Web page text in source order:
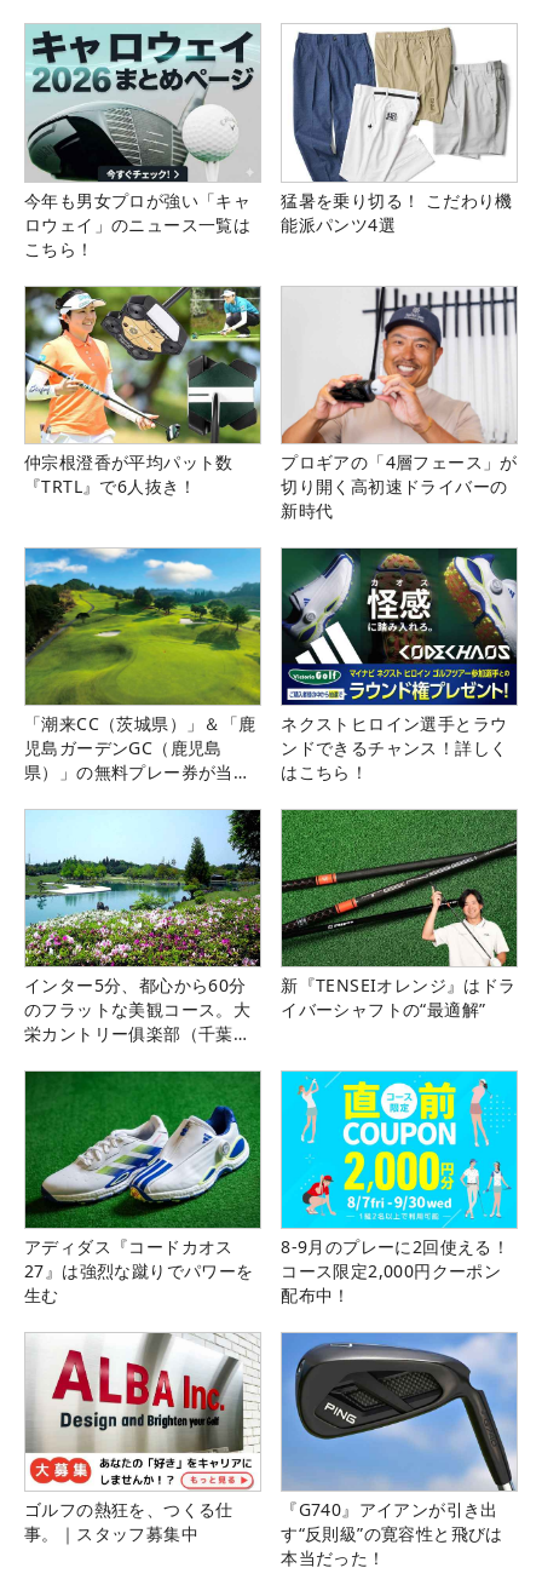
今年も男女プロが強い「キャ
ロウェイ」のニュース一覧は
こちら！
猛暑を乗り切る！ こだわり機
能派パンツ4選
仲宗根澄香が平均パット数
『TRTL』で6人抜き！
プロギアの「4層フェース」が
切り開く高初速ドライバーの
新時代
「潮来CC（茨城県）」＆「鹿
児島ガーデンGC（鹿児島
県）」の無料プレー券が当た
ネクストヒロイン選手とラウ
ンドできるチャンス！詳しく
はこちら！
インター5分、都心から60分
のフラットな美観コース。大
栄カントリー俱楽部（千葉
新『TENSEIオレンジ』はドラ
イバーシャフトの“最適解”
アディダス『コードカオス
27』は強烈な蹴りでパワーを
生む
8-9月のプレーに2回使える！
コース限定2,000円クーポン
配布中！
ゴルフの熱狂を、つくる仕
事。｜スタッフ募集中
『G740』アイアンが引き出
す“反則級”の寛容性と飛びは
本当だった！